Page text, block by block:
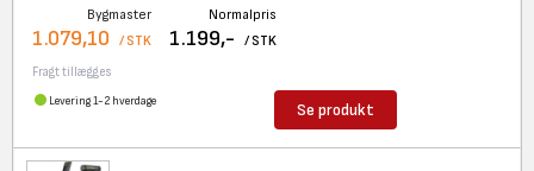
Bygmaster
1.079,10 / STK
Normalpris
1.199,- / STK
Fragt tillægges
Levering 1-2 hverdage Se produkt